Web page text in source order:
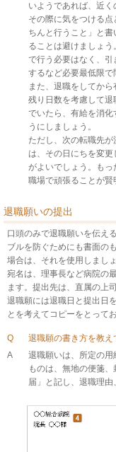
いようであれば、近く
その際に気をつける
ちんと行うこと」と
ることは避けましょ
で行う必要はなく、
するなど必要最低限で
また、退職をしてか
残り日数を考慮して
でいたら、有給を消化
うにしましょう。
ただし、次の転職先
は、その日にちを変
がよいでしょう。も
職場で頑張ることが賢
退職願いの提出
口頭のみで退職願いを伝え
ブルを防ぐためにも書面の
場合は、それを使用しましょ
宛名は、理事長など病院の
ます。提出先は、直属の上
退職願には退職日と提出日
とを考えてコピーをとって
Q
退職願の書き方を教え
A
退職願いは、所定の
ものは、無地の便箋
届」と記し、退職理由